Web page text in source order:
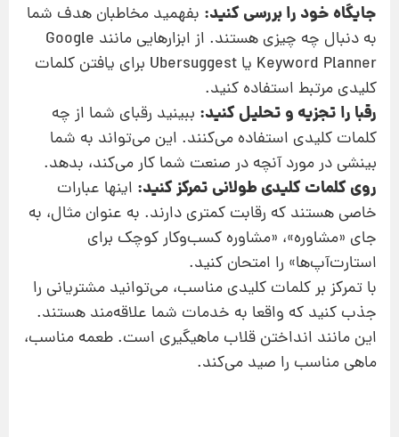
جایگاه خود را بررسی کنید: بفهمید مخاطبان هدف شما
به دنبال چه چیزی هستند. از ابزارهایی مانند Google
Keyword Planner یا Ubersuggest برای یافتن کلمات
کلیدی مرتبط استفاده کنید.
رقبا را تجزیه و تحلیل کنید: ببینید رقبای شما از چه
کلمات کلیدی استفاده می‌کنند. این می‌تواند به شما
بینشی در مورد آنچه در صنعت شما کار می‌کند، بدهد.
روی کلمات کلیدی طولانی تمرکز کنید: اینها عبارات
خاصی هستند که رقابت کمتری دارند. به عنوان مثال، به
جای «مشاوره»، «مشاوره کسب‌وکار کوچک برای
استارت‌آپ‌ها» را امتحان کنید.
با تمرکز بر کلمات کلیدی مناسب، می‌توانید مشتریانی را
جذب کنید که واقعا به خدمات شما علاقه‌مند هستند.
این مانند انداختن قلاب ماهیگیری است. طعمه مناسب،
ماهی مناسب را صید می‌کند.